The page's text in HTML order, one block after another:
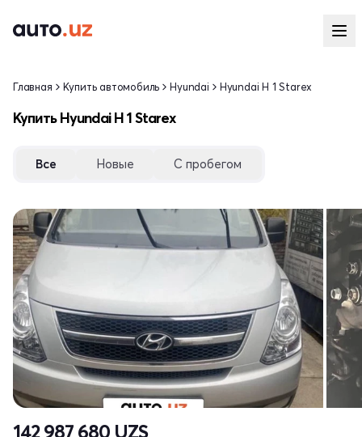
Главная Купить автомобиль Hyundai Hyundai H 1 Starex
Купить Hyundai H 1 Starex
Все Новые С пробегом
142 987 680 UZS